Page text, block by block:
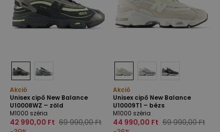
Akció
Unisex cipő New Balance
U10008WZ – zöld
M1000 széria
42 990,00 Ft 69 990,00 Ft
Akció
Unisex cipő New Balance
U10009T1 – bézs
M1000 széria
44 990,00 Ft 69 990,00 Ft